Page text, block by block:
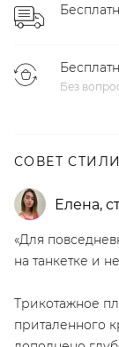
Без
СОВЕТ
Елена,
«Для
на танкетке и
Трикотажное
приталенного